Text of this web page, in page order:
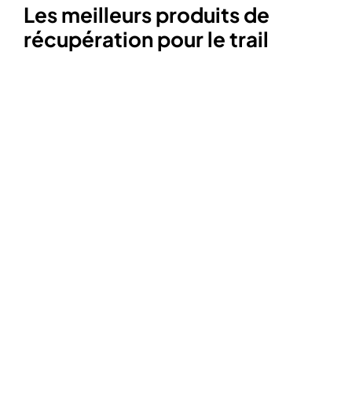
Les meilleurs produits de
récupération pour le trail